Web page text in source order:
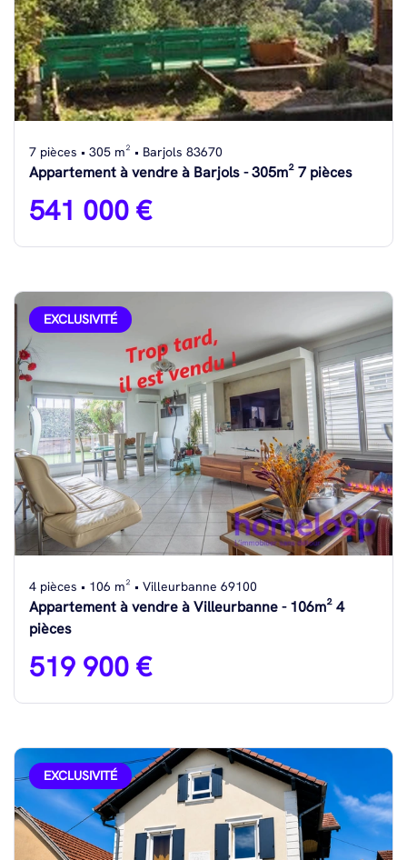
7 pièces • 305 m² • Barjols 83670
Appartement à vendre à Barjols - 305m² 7 pièces
541 000 €
EXCLUSIVITÉ
4 pièces • 106 m² • Villeurbanne 69100
Appartement à vendre à Villeurbanne - 106m² 4
pièces
519 900 €
EXCLUSIVITÉ